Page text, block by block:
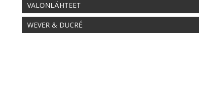
VALONLÄHTEET
WEVER & DUCRÉ